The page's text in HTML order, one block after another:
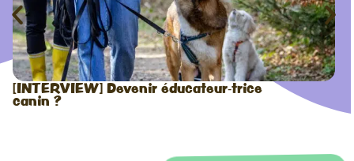
[INTERVIEW] Devenir éducateur-trice
canin ?